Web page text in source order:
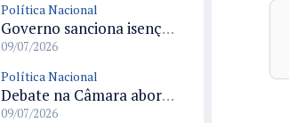
Política Nacional
Governo sanciona isenção do ISS para empresas que organizarem a Copa do Mundo Feminina 2027 em oito cidades
09/07/2026
Política Nacional
Debate na Câmara aborda fim das licenciaturas EaD e efeitos no acesso à educação em áreas afastadas
09/07/2026